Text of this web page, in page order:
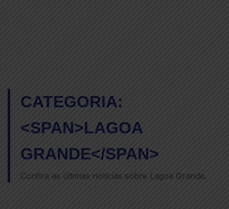
CATEGORIA:
<SPAN>LAGOA
GRANDE</SPAN>
Confira as últimas notícias sobre Lagoa Grande.